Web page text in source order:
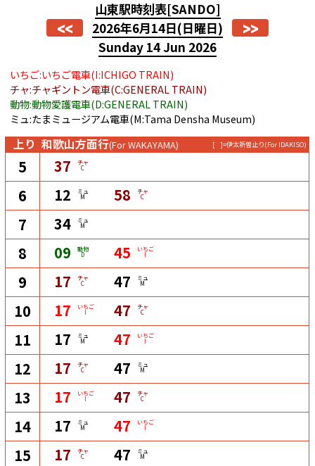
<<
山東駅時刻表[SANDO]
2026年6月14日(日曜日)
Sunday 14 Jun 2026
>>
いちご:いちご電車(I:ICHIGO TRAIN)
チャ:チャギントン電車(C:GENERAL TRAIN)
動物:動物愛護電車(D:GENERAL TRAIN)
ミュ:たまミュージアム電車(M:Tama Densha Museum)
上り 和歌山方面行(For WAKAYAMA) [ ]=伊太祈曽止り(For IDAKISO)
5 37 チャ
C
6 12 ミュ
M 58 チャ
C
7 34 ミュ
M
8 09 動物
D 45 いちご
I
9 17 チャ
C 47 ミュ
M
10 17 いちご
I 47 チャ
C
11 17 ミュ
M 47 いちご
I
12 17 チャ
C 47 ミュ
M
13 17 いちご
I 47 チャ
C
14 17 ミュ
M 47 いちご
I
15 17 チャ
C 47 ミュ
M